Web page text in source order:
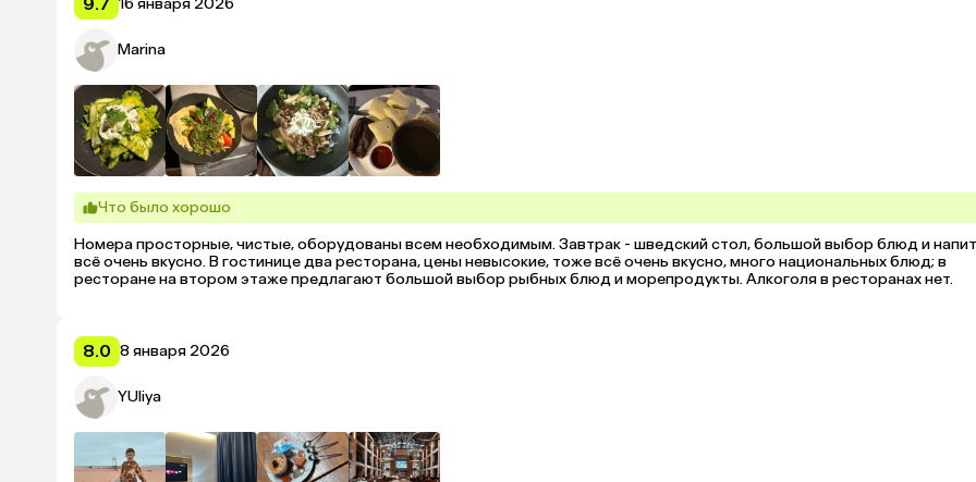
16 января 2026
Marina
Что было хорошо
Номера просторные, чистые, оборудованы всем необходимым. Завтрак - шведский стол, большой выбор блюд и
всё очень вкусно. В гостинице два ресторана, цены невысокие, тоже всё очень вкусно, много национальных блюд; в
ресторане на втором этаже предлагают большой выбор рыбных блюд и морепродукты. Алкоголя в ресторанах нет.
8.0 8 января 2026
YUliya